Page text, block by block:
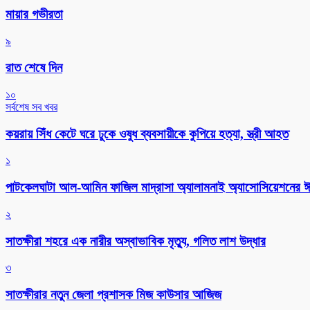
মায়ার গভীরতা
৯
রাত শেষে দিন
১০
সর্বশেষ সব খবর
কয়রায় সিঁধ কেটে ঘরে ঢুকে ওষুধ ব্যবসায়ীকে কুপিয়ে হত্যা, স্ত্রী আহত
১
পাটকেলঘাটা আল-আমিন ফাজিল মাদ্রাসা অ্যালামনাই অ্যাসোসিয়েশনের
২
সাতক্ষীরা শহরে এক নারীর অস্বাভাবিক মৃত্যু, গলিত লাশ উদ্ধার
৩
সাতক্ষীরার নতুন জেলা প্রশাসক মিজ কাউসার আজিজ